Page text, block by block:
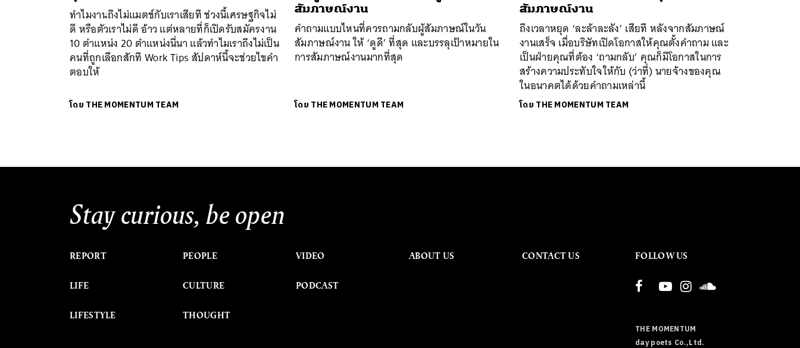
ทำไมงานถึงไม่แมตช์กับเราเสียที ช่วงนี้เศรษฐกิจไม่
ดี หรือตัวเราไม่ดี อ้าว แต่หลายที่ก็เปิดรับสมัครงาน
10 ตำแหน่ง 20 ตำแหน่งนี่นา แล้วทำไมเราถึงไม่เป็น
คนที่ถูกเลือกสักที Work Tips สัปดาห์นี้จะช่วยไขคำ
ตอบให้
โดย THE MOMENTUM TEAM
สัมภาษณ์งาน
คำถามแบบไหนที่ควรถามกลับผู้สัมภาษณ์ในวัน
สัมภาษณ์งาน ให้ ‘ดูดี’ ที่สุด และบรรลุเป้าหมายใน
การสัมภาษณ์งานมากที่สุด
โดย THE MOMENTUM TEAM
สัมภาษณ์งาน
ถึงเวลาหยุด ‘ละล้าละลัง’ เสียที หลังจากสัมภาษณ์
งานเสร็จ เมื่อบริษัทเปิดโอกาสให้คุณตั้งคำถาม และ
เป็นฝ่ายคุณที่ต้อง ‘ถามกลับ’ คุณก็มีโอกาสในการ
สร้างความประทับใจให้กับ (ว่าที่) นายจ้างของคุณ
ในอนาคตได้ด้วยคำถามเหล่านี้
โดย THE MOMENTUM TEAM
Stay curious, be open
REPORT
LIFE
LIFESTYLE
PEOPLE
CULTURE
THOUGHT
VIDEO
PODCAST
ABOUT US CONTACT US FOLLOW US
THE MOMENTUM
day poets Co.,Ltd.
SHARE TWEET